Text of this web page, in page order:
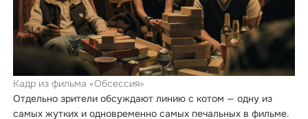
Кадр из фильма «Обсессия»
Отдельно зрители обсуждают линию с котом — одну из
самых жутких и одновременно самых печальных в фильме.